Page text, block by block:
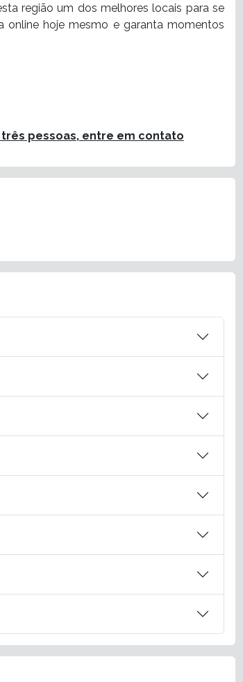
região um dos melhores locais para se
online hoje mesmo e garanta momentos
três pessoas, entre em contato